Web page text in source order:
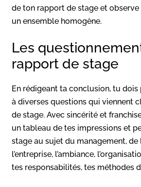
de ton rapport de stage et
un ensemble homogène.
Les
rapport de stage
En rédigeant ta conclusion, tu
à diverses questions qui viennent
de stage. Avec sincérité et
un tableau de tes impressions et
stage au sujet du management, de
l’entreprise, l’ambiance,
tes responsabilités, tes méthodes